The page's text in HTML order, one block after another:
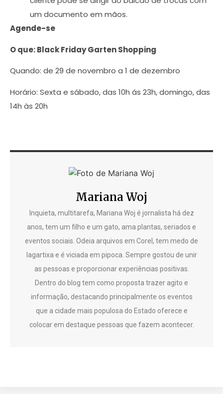
um documento em mãos.
Agende-se
O que: Black Friday Garten Shopping
Quando: de 29 de novembro a 1 de dezembro
Horário: Sexta e sábado, das 10h ás 23h, domingo, das
14h às 20h
Mariana Woj
Inquieta, multitarefa, Mariana Woj é jornalista há dez
anos, tem um filho e um gato, ama plantas, seriados e
eventos sociais. Odeia arquivos em Corel, tem medo de
lagartixa e é viciada em pipoca. Sempre gostou de unir
as pessoas e proporcionar experiências positivas.
Dentro do blog tem como proposta trazer agito e
informação, destacando principalmente os eventos
que a cidade mais populosa do Estado oferece e
colocar em destaque pessoas que fazem acontecer.